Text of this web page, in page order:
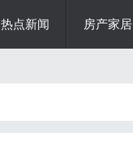
热点新闻 房产家居